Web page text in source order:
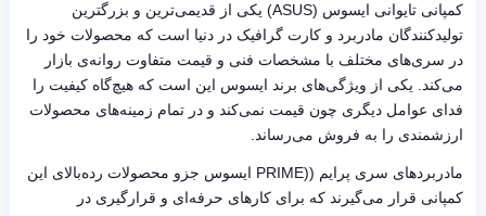
کمپانی تایوانی ایسوس (ASUS) یکی از قدیمی‌ترین و بزرگترین
تولیدکنندگان مادربرد و کارت گرافیک در دنیا است که محصولات خود را
در سری‌های مختلف با مشخصات فنی و قیمت متفاوت روانه‌ی بازار
می‌کند. یکی از ویژگی‌های برند ایسوس این است که هیچ‌گاه کیفیت را
فدای عوامل دیگری چون قیمت نمی‌کند و در تمام زمینه‌های محصولات
ارزشمندی را به فروش می‌رساند.
مادربردهای سری پرایم ((PRIME
ایسوس جزو محصولات رده‌بالای این
کمپانی قرار می‌گیرند که برای کارهای حرفه‌ای و قرارگیری در